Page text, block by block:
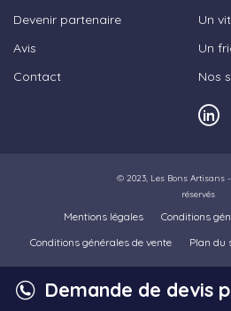
Devenir partenaire
Avis
Contact
Un
Un
Nos
© 2023, Les Bons Artisans
réservés
Mentions légales
Conditions
Conditions générales de vente
Plan du
Demande de devis